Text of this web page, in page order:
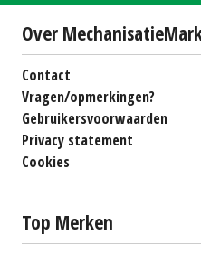
Over
Contact
Vragen/opmerkingen?
Gebruikersvoorwaarden
Privacy statement
Cookies
Top Merken